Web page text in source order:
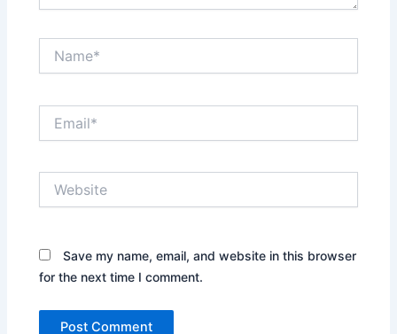
Save my name, email, and website in this browser
for the next time I comment.